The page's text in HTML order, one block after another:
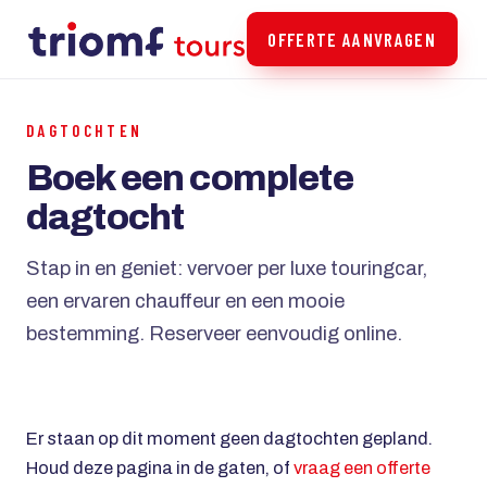
OFFERTE AANVRAGEN
DAGTOCHTEN
Boek een complete
dagtocht
Stap in en geniet: vervoer per luxe touringcar,
een ervaren chauffeur en een mooie
bestemming. Reserveer eenvoudig online.
Er staan op dit moment geen dagtochten gepland.
Houd deze pagina in de gaten, of vraag een offerte